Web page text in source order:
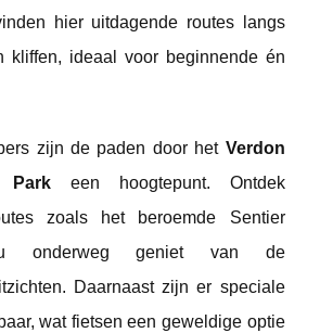
hier uitdagende routes langs
kliffen, ideaal voor beginnende én
zijn de paden door het Verdon
Parkeen hoogtepunt. Ontdek
zoals het beroemde Sentier
onderweg geniet van de
Daarnaast zijn er speciale
wat fietsen een geweldige optie